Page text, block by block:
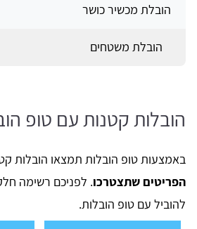
הובלת מכשיר כושר
הובלת משטחים
הובלות קטנות עם טופ
באמצעות טופ הובלות תמצאו הובלות
הפריטים שתצטרכו. לפניכם רשימה
להוביל עם טופ הובלות.